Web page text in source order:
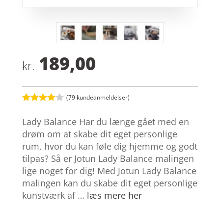
kr. 189,00
ud af 5
baseret
på
kundebed
ømmelse
r
(79 kundeanmeldelser)
Lady Balance Har du længe gået med en
drøm om at skabe dit eget personlige
rum, hvor du kan føle dig hjemme og godt
tilpas? Så er Jotun Lady Balance malingen
lige noget for dig! Med Jotun Lady Balance
malingen kan du skabe dit eget personlige
kunstværk af … læs mere her